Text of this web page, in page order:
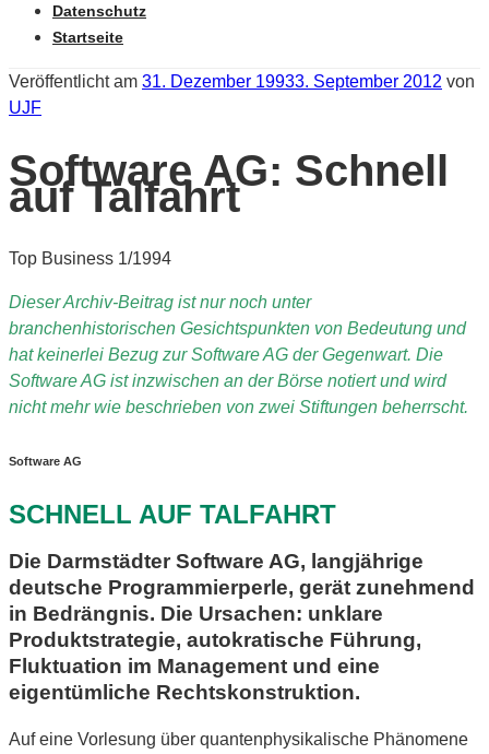
Datenschutz
Startseite
Veröffentlicht am 31. Dezember 19933. September 2012 von
UJF
Software AG: Schnell
auf Talfahrt
Top Business 1/1994
Dieser Archiv-Beitrag ist nur noch unter
branchenhistorischen Gesichtspunkten von Bedeutung und
hat keinerlei Bezug zur Software AG der Gegenwart. Die
Software AG ist inzwischen an der Börse notiert und wird
nicht mehr wie beschrieben von zwei Stiftungen beherrscht.
Software AG
SCHNELL AUF TALFAHRT
Die Darmstädter Software AG, langjährige
deutsche Programmierperle, gerät zunehmend
in Bedrängnis. Die Ursachen: unklare
Produktstrategie, autokratische Führung,
Fluktuation im Management und eine
eigentümliche Rechtskonstruktion.
Auf eine Vorlesung über quantenphysikalische Phänomene